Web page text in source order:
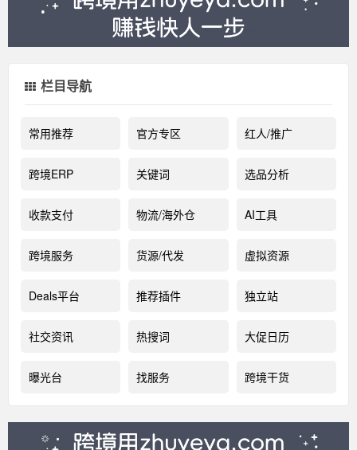
栏目导航
常用推荐 官方专区 红人/推广
跨境ERP 关键词 选品分析
收款支付 物流/海外仓 AI工具
跨境服务 货源/代发 虚拟资源
Deals平台 推荐插件 独立站
社交资讯 热搜词 大促日历
曝光台 找服务 跨境干货